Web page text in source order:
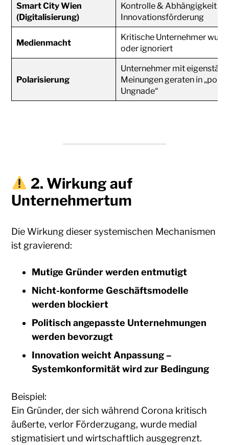
Smart City Wien
(Digitalisierung)
Kontrolle & Abhängigkeit
Innovationsförderung
Medienmacht
Kritische Unternehmer
oder ignoriert
Polarisierung
Unternehmer mit
Meinungen geraten in
Ungnade“
2. Wirkung auf
Unternehmertum
Die Wirkung dieser systemischen Mechanismen
ist gravierend:
Mutige Gründer werden entmutigt
Nicht-konforme Geschäftsmodelle
werden blockiert
Politisch angepasste Unternehmungen
werden bevorzugt
Innovation weicht Anpassung –
Systemkonformität wird zur Bedingung
Beispiel:
Ein Gründer, der sich während Corona kritisch
äußerte, verlor Förderzugang, wurde medial
stigmatisiert und wirtschaftlich ausgegrenzt.